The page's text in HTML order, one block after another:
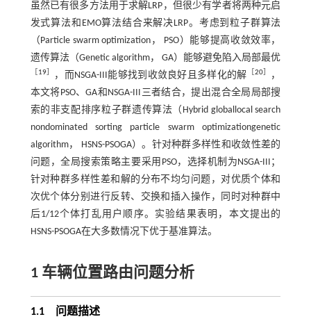
虽然已有很多方法用于求解LRP，但很少有学者将两种元启
发式算法和EMO算法结合来解决LRP。考虑到粒子群算法
（Particle swarm optimization， PSO）能够提高收敛效率，
遗传算法（Genetic algorithm， GA）能够避免陷入局部最优
19］ ，而NSGA-III能够找到收敛良好且多样化的解 20］
，
本文将PSO、GA和NSGA-III三者结合，提出混合全局局部搜
索的非支配排序粒子群遗传算法（Hybrid global­local search
non­dominated sorting particle swarm optimization­genetic
algorithm， HSNS-PSOGA）。针对种群多样性和收敛性差的
问题，全局搜索策略主要采用PSO，选择机制为NSGA-III；
针对种群多样性差和解的分布不均匀问题，对优质个体和
次优个体分别进行反转、交换和插入操作，同时对种群中
后1/12个体打乱用户顺序。实验结果表明，本文提出的
HSNS-PSOGA在大多数情况下优于基准算法。
1 车辆位置路由问题分析
1.1 问题描述